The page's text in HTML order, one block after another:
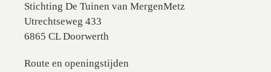
Stichting De Tuinen van MergenMetz
Utrechtseweg 433
6865 CL Doorwerth
Route en openingstijden